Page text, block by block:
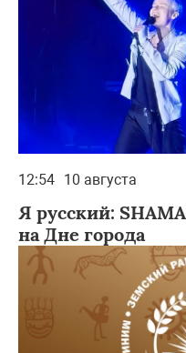
12:54 10 августа
Я русский:
на Дне города